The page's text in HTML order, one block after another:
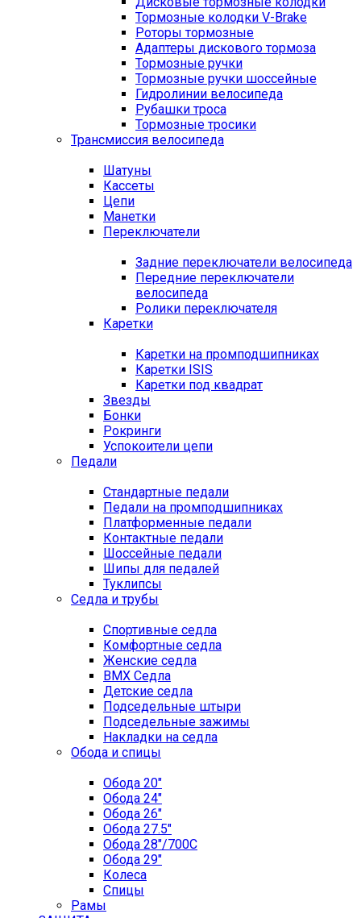
Тормозные колодки V-Brake
Роторы тормозные
Адаптеры дискового тормоза
Тормозные ручки
Тормозные ручки шоссейные
Гидролинии велосипеда
Рубашки троса
Тормозные тросики
Трансмиссия велосипеда
Шатуны
Кассеты
Цепи
Манетки
Переключатели
Задние переключатели велосипеда
Передние переключатели
велосипеда
Ролики переключателя
Каретки
Каретки на промподшипниках
Каретки ISIS
Каретки под квадрат
Звезды
Бонки
Рокринги
Успокоители цепи
Педали
Стандартные педали
Педали на промподшипниках
Платформенные педали
Контактные педали
Шоссейные педали
Шипы для педалей
Туклипсы
Седла и трубы
Спортивные седла
Комфортные седла
Женские седла
BMX Седла
Детские седла
Подседельные штыри
Подседельные зажимы
Накладки на седла
Обода и спицы
Обода 20"
Обода 24"
Обода 26"
Обода 27.5"
Обода 28"/700C
Обода 29"
Колеса
Спицы
Рамы